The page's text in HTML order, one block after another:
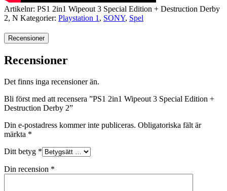
Artikelnr: PS1 2in1 Wipeout 3 Special Edition + Destruction Derby
2, N Kategorier: Playstation 1 , SONY, Spel
Recensioner
Recensioner
Det finns inga recensioner än.
Bli först med att recensera ”PS1 2in1 Wipeout 3 Special Edition +
Destruction Derby 2”
Din e-postadress kommer inte publiceras. Obligatoriska fält är
märkta *
Ditt betyg *
Din recension *